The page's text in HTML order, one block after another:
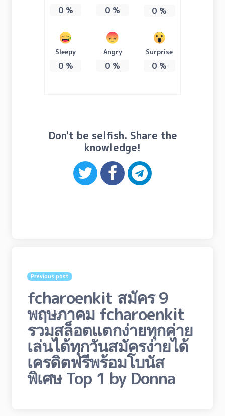
0% 0 % 0 %
Sleepy
0%
Angry
0 %
Surprise
0 %
Don't be selfish. Share the
knowledge!
Previous post
fcharoenkit สมัคร 9
พฤษภาคม fcharoenkit
รวมสล็อตแตกง่ายทุกค่าย
เล่นได้ทุกวันสมัครง่ายได้
เครดิตฟรีพร้อมโบนัส
พิเศษ Top 1 by Donna